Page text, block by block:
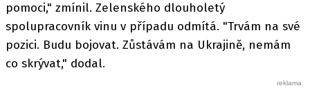
pomoci," zmínil. Zelenského dlouholetý
spolupracovník vinu v případu odmítá. "Trvám na své
pozici. Budu bojovat. Zůstávám na Ukrajině, nemám
co skrývat," dodal.